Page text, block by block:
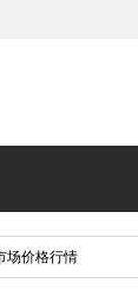
场价格行情